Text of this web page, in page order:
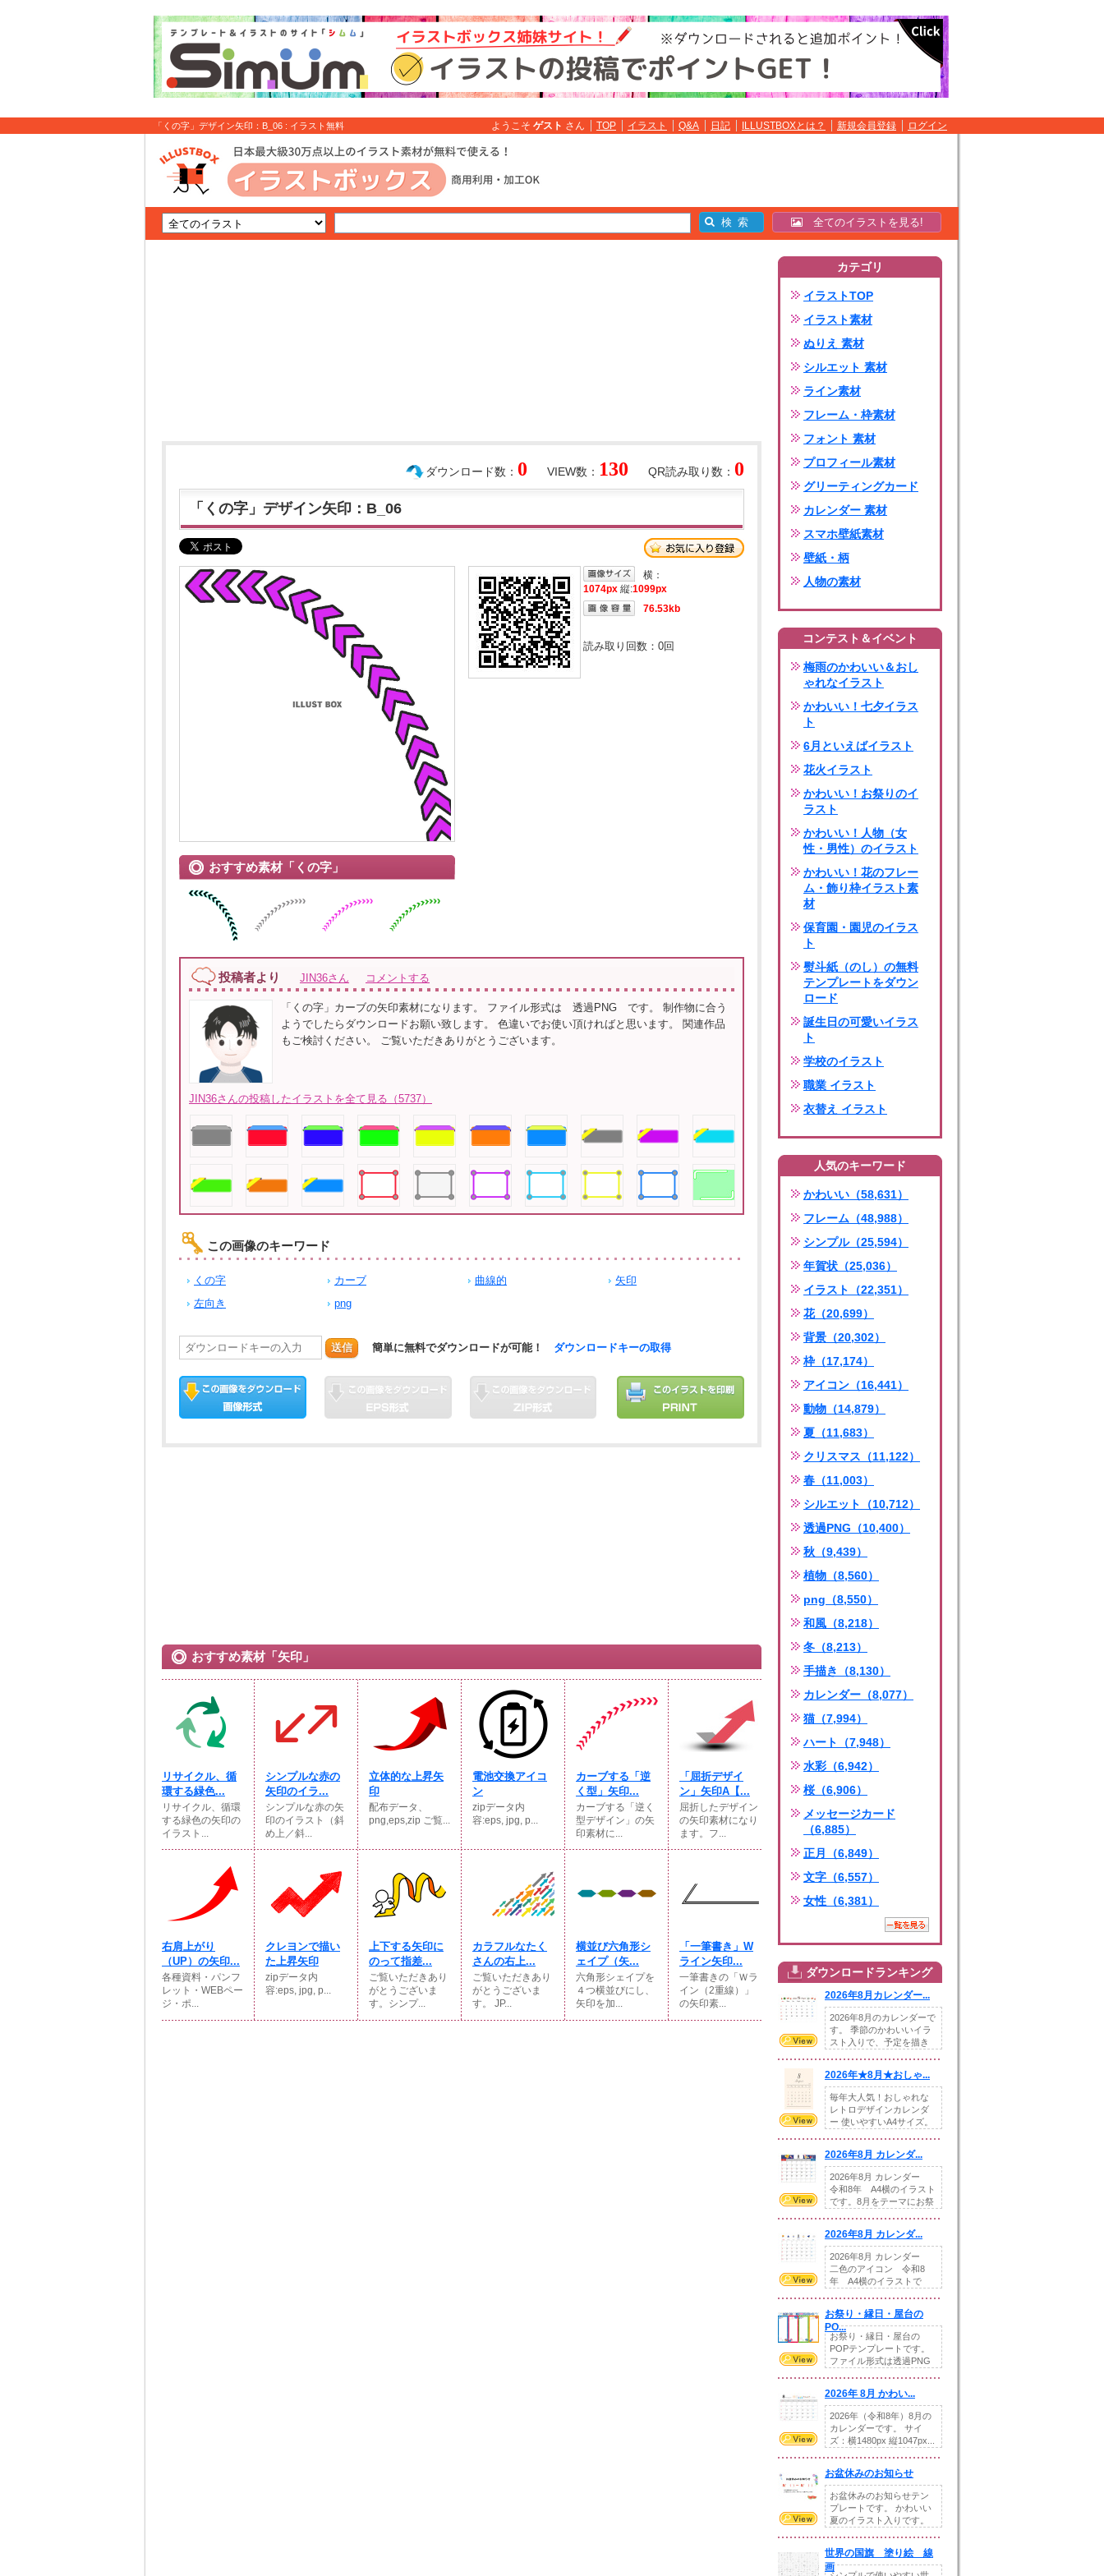
「くの字」デザイン矢印：B_06 : イラスト無料 ようこそ ゲスト さん TOP イラスト Q&A 日記 ILLUSTBOXとは？ 新規会員登録 ログイン
全てのイラストを見る!
QR読み取り数： 0
VIEW数： 130
ダウンロード数： 0
「くの字」デザイン矢印：B_06
おすすめ素材「くの字」
横：
1074px 縦:1099px
76.53kb
読み取り回数： 0回
投稿者より JIN36さん コメントする
「くの字」カーブの矢印素材になります。 ファイル形式は 透過PNG です。 制作物に合う
ようでしたらダウンロードお願い致します。 色違いでお使い頂ければと思います。 関連作品
もご検討ください。 ご覧いただきありがとうございます。
JIN36さんの投稿したイラストを全て見る（5737）
この画像のキーワード
くの字 カーブ 曲線的
矢印
左向き
png
送信 簡単に無料でダウンロードが可能！ ダウンロードキーの取得
おすすめ素材「矢印」
リサイクル、循
環する緑色...
リサイクル、循環
する緑色の矢印の
イラスト...
シンプルな赤の
矢印のイラ...
シンプルな赤の矢
印のイラスト（斜
め上／斜...
立体的な上昇矢
印
配布データ、
png,eps,zip ご覧...
電池交換アイコ
ン
zipデータ内
容:eps, jpg, p...
カーブする「逆
く型」矢印...
カーブする「逆く
型デザイン」の矢
印素材に...
「屈折デザイ
ン」矢印A【...
屈折したデザイン
の矢印素材になり
ます。フ...
右肩上がり
（UP）の矢印...
各種資料・パンフ
レット・WEBペー
ジ・ポ...
クレヨンで描い
た上昇矢印
zipデータ内
容:eps, jpg, p...
上下する矢印に
のって指差...
ご覧いただきあり
がとうございま
す。シンプ...
カラフルなたく
さんの右上...
ご覧いただきあり
がとうございま
す。 JP...
横並び六角形シ
ェイプ（矢...
六角形シェイプを
４つ横並びにし、
矢印を加...
「一筆書き」W
ライン矢印...
一筆書きの「Ｗラ
イン（2重線）」
の矢印素...
カテゴリ
イラストTOP
イラスト素材
ぬりえ 素材
シルエット 素材
ライン素材
フレーム・枠素材
フォント 素材
プロフィール素材
グリーティングカード
カレンダー 素材
スマホ壁紙素材
壁紙・柄
人物の素材
コンテスト＆イベント
梅雨のかわいい＆おし
ゃれなイラスト
かわいい！七夕イラス
ト
6月といえばイラスト
花火イラスト
かわいい！お祭りのイ
ラスト
かわいい！人物（女
性・男性）のイラスト
かわいい！花のフレー
ム・飾り枠イラスト素
材
保育園・園児のイラス
ト
熨斗紙（のし）の無料
テンプレートをダウン
ロード
誕生日の可愛いイラス
ト
学校のイラスト
職業 イラスト
衣替え イラスト
人気のキーワード
かわいい（58,631）
フレーム（48,988）
シンプル（25,594）
年賀状（25,036）
イラスト（22,351）
花（20,699）
背景（20,302）
枠（17,174）
アイコン（16,441）
動物（14,879）
夏（11,683）
クリスマス（11,122）
春（11,003）
シルエット（10,712）
透過PNG（10,400）
秋（9,439）
植物（8,560）
png（8,550）
和風（8,218）
冬（8,213）
手描き（8,130）
カレンダー（8,077）
猫（7,994）
ハート（7,948）
水彩（6,942）
桜（6,906）
メッセージカード
（6,885）
正月（6,849）
文字（6,557）
女性（6,381）
ダウンロードランキング
2026年8月カレンダー...
2026年8月のカレンダーで
す。 季節のかわいいイラ
スト入りで、予定を描き
2026年★8月★おしゃ...
毎年大人気！おしゃれな
レトロデザインカレンダ
ー 使いやすいA4サイズ。
2026年8月 カレンダ...
2026年8月 カレンダー
令和8年 A4横のイラスト
です。8月をテーマにお祭
2026年8月 カレンダ...
2026年8月 カレンダー
二色のアイコン 令和8
年 A4横のイラストで
お祭り・縁日・屋台の
PO...
お祭り・縁日・屋台の
POPテンプレートです。
ファイル形式は透過PNG
2026年 8月 かわい...
2026年（令和8年）8月の
カレンダーです。 サイ
ズ：横1480px 縦1047px...
お盆休みのお知らせ
お盆休みのお知らせテン
プレートです。 かわいい
夏のイラスト入りです。
世界の国旗 塗り絵 線
画